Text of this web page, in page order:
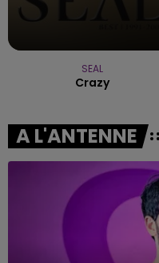
SEAL
Crazy
A L'ANTENNE